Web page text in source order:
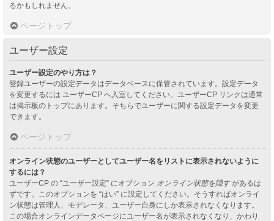
るかもしれません。
ページトップ
ユーザー設定
ユーザー設定のやり方は？
登録ユーザーの設定データはデータベースに保管されています。設定データ
を変更するには ユーザーCP へ入室してください。ユーザーCP リンクは通常
は掲示板のトップにあります。そちらでユーザーに関する設定データを変更
できます。
ページトップ
オンライン状態のユーザーとしてユーザー名をリストに表示されないように
するには？
ユーザーCP の “ユーザー設定” にオプション オンライン状態を隠すがあるは
ずです。このオプションを “はい” に設定してください。そうすればオンライ
ン状態は管理人、モデレータ、ユーザー自身にしか表示されなくなります。
この場合オンラインデータページにユーザー名が表示されなくなり、かわり